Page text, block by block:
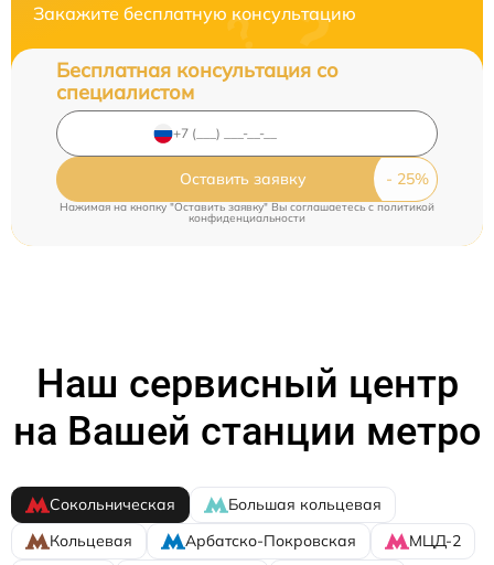
Закажите бесплатную консультацию
Бесплатная консультация со
специалистом
Оставить заявку
Нажимая на кнопку "Оставить заявку" Вы соглашаетесь cполитикой
конфиденциальности
Наш сервисный центр
на Вашей станции метро
Сокольническая
Большая кольцевая
Кольцевая
Арбатско-Покровская
МЦД-2